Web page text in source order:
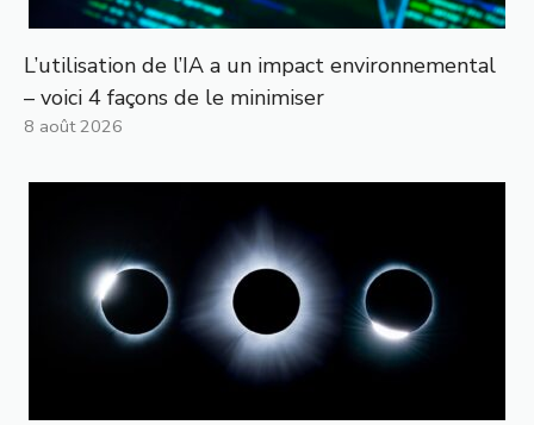
L’utilisation de l’IA a un impact environnemental
– voici 4 façons de le minimiser
8 août 2026